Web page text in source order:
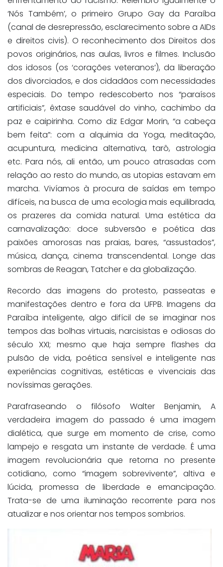
‘Nós Também’, o primeiro Grupo Gay da Paraíba
(canal de desrepressão, esclarecimento sobre a AIDs
e direitos civis). O reconhecimento dos Direitos dos
povos originários, nas aulas, livros e filmes. Inclusão
dos idosos (os ‘corações veteranos’), da liberação
dos divorciados, e dos cidadãos com necessidades
especiais. Do tempo redescoberto nos “paraísos
artificiais”, êxtase saudável do vinho, cachimbo da
paz e caipirinha. Como diz Edgar Morin, “a cabeça
bem feita”: com a alquimia da Yoga, meditação,
acupuntura, medicina alternativa, tarô, astrologia
etc. Para nós, ali então, um pouco atrasadas com
relação ao resto do mundo, as utopias estavam em
marcha. Vivíamos à procura de saídas em tempo
difíceis, na busca de uma ecologia mais equilibrada,
os prazeres da comida natural. Uma estética da
carnavalização: doce subversão e poética das
paixões amorosas nas praias, bares, “assustados”,
música, dança, cinema transcendental. Longe das
sombras de Reagan, Tatcher e da globalização.
Recordo das imagens do protesto, passeatas e
manifestações dentro e fora da UFPB. Imagens da
Paraíba inteligente, algo difícil de se imaginar nos
tempos das bolhas virtuais, narcisistas e odiosas do
século XXI; mesmo que haja sempre flashes da
pulsão de vida, poética sensível e inteligente nas
experiências cognitivas, estéticas e vivenciais das
novíssimas gerações.
Parafraseando o filósofo Walter Benjamin, A
verdadeira imagem do passado é uma imagem
dialética, que surge em momento de crise, como
lampejo e resgata um instante de verdade. É uma
imagem revolucionária que retorna no presente
cotidiano, como “imagem sobrevivente”, altiva e
lúcida, promessa de liberdade e emancipação.
Trata-se de uma iluminação recorrente para nos
atualizar e nos orientar nos tempos sombrios.